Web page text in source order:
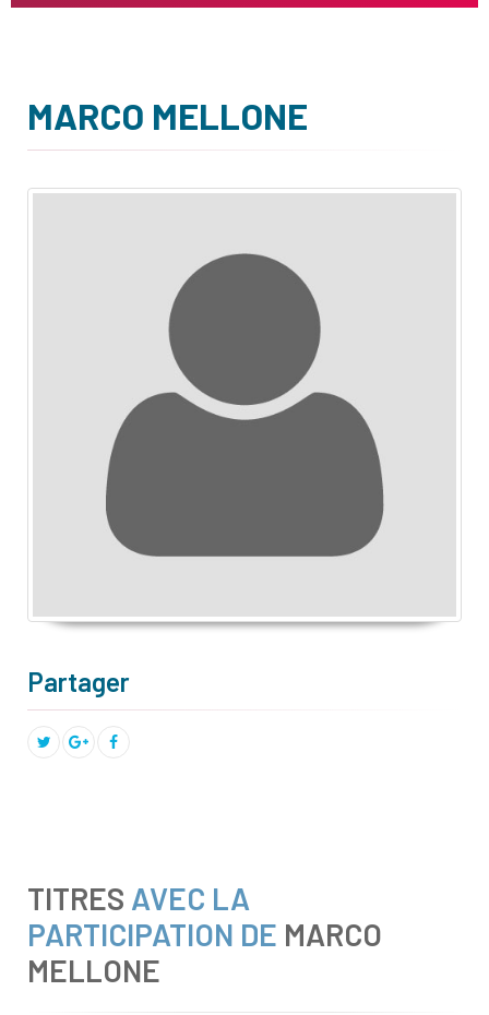
MARCO MELLONE
Partager
TITRES AVEC LA
PARTICIPATION DE MARCO
MELLONE